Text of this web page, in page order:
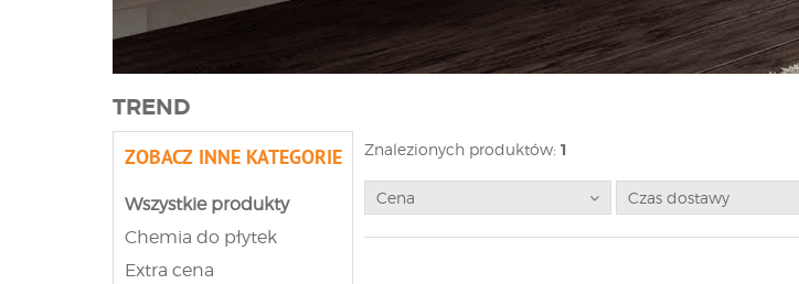
TREND
ZOBACZ INNE KATEGORIE
Wszystkie produkty
Chemia do płytek
Extra cena
Znalezionych produktów: 1
Cena Czas dostawy